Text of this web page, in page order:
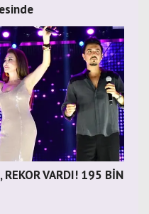
REKOR VARDI! 195 BİN